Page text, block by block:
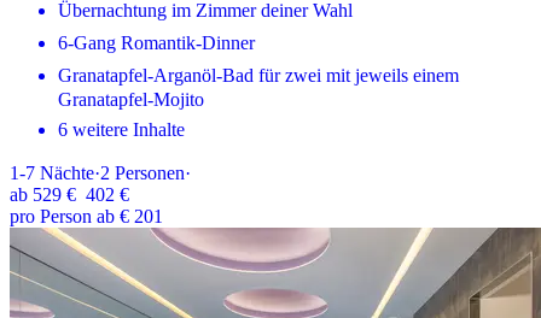
Übernachtung im Zimmer deiner Wahl
6-Gang Romantik-Dinner
Granatapfel-Arganöl-Bad für zwei mit jeweils einem
Granatapfel-Mojito
6 weitere Inhalte
1-7 Nächte·2 Personen·
ab 529 € 402 €
pro Person ab € 201